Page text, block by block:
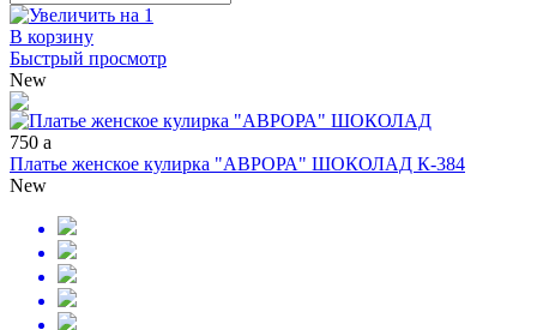
В корзину
Быстрый просмотр
New
750 a
Платье женское кулирка "АВРОРА" ШОКОЛАД К-384
New